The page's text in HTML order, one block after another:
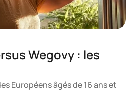
Wegovy : les
Européens âgés de 16 ans et